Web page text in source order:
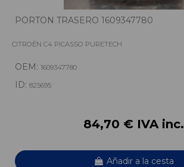
PORTON TRASERO 1609347780
CITROËN C4 PICASSO PURETECH
OEM: 1609347780
ID: 825695
84,70 € IVA inc.
Añadir a la cesta